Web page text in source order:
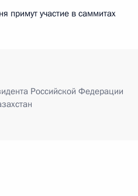
примут участие в саммитах
Российской Федерации